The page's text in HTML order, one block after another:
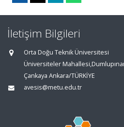
İletişim Bilgileri
Orta Doğu Teknik Üniversitesi
Üniversiteler
Çankaya Ankara/TÜRKİYE
avesis@metu.edu.tr